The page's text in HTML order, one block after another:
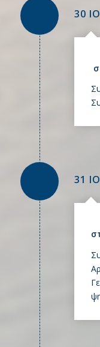
30
31